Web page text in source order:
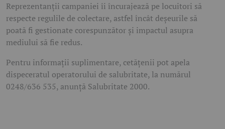
Reprezentanții campaniei îi încurajează pe locuitori să
respecte regulile de colectare, astfel încât deșeurile să
poată fi gestionate corespunzător și impactul asupra
mediului să fie redus.
Pentru informații suplimentare, cetățenii pot apela
dispeceratul operatorului de salubritate, la numărul
0248/636 535, anunță Salubritate 2000.